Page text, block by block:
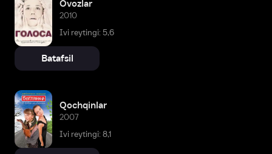
Ovozlar
2010
Ivi reytingi: 5,6
Batafsil
Qochqinlar
2007
Ivi reytingi: 8,1